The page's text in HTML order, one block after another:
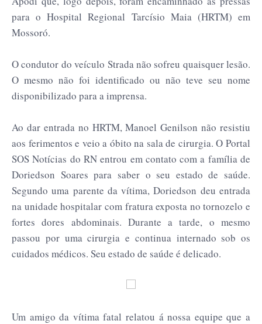
para o Hospital Regional Tarcísio Maia (HRTM) em
Mossoró.
O condutor do veículo Strada não sofreu quaisquer lesão.
O mesmo não foi identificado ou não teve seu nome
disponibilizado para a imprensa.
Ao dar entrada no HRTM, Manoel Genilson não resistiu
aos ferimentos e veio a óbito na sala de cirurgia. O Portal
SOS Notícias do RN entrou em contato com a família de
Doriedson Soares para saber o seu estado de saúde.
Segundo uma parente da vítima, Doriedson deu entrada
na unidade hospitalar com fratura exposta no tornozelo e
fortes dores abdominais. Durante a tarde, o mesmo
passou por uma cirurgia e continua internado sob os
cuidados médicos. Seu estado de saúde é delicado.
Um amigo da vítima fatal relatou á nossa equipe que a